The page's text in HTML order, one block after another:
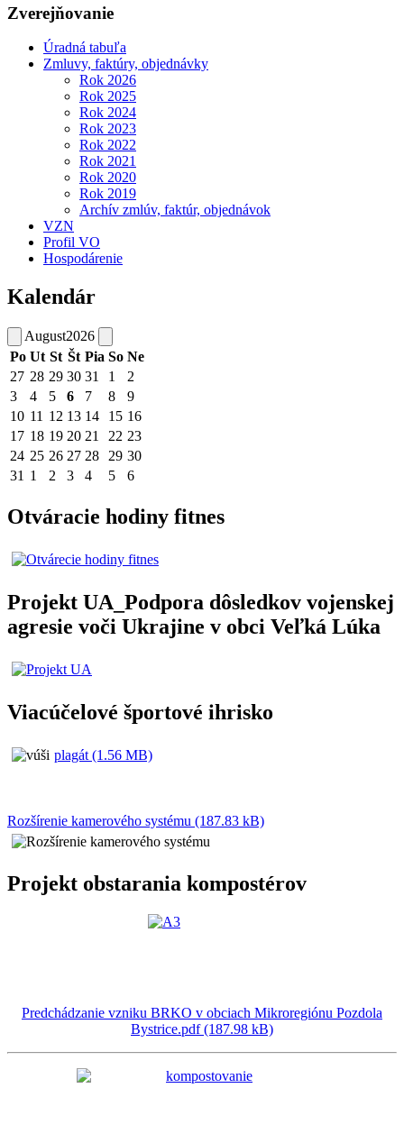
Zverejňovanie
Úradná tabuľa
Zmluvy, faktúry, objednávky
Rok 2026
Rok 2025
Rok 2024
Rok 2023
Rok 2022
Rok 2021
Rok 2020
Rok 2019
Archív zmlúv, faktúr, objednávok
VZN
Profil VO
Hospodárenie
Kalendár
August2026
Po Ut St Št Pia So Ne
27 28 29 30 31 1
2
3
4 5 6 7 8
9
10 11 12 13 14 15 16
17 18 19 20 21 22 23
24 25 26 27 28 29 30
31 1 2 3 4 5 6
Otváracie hodiny fitnes
Projekt UA_Podpora dôsledkov vojenskej
agresie voči Ukrajine v obci Veľká Lúka
Viacúčelové športové ihrisko
plagát (1.56 MB)
Rozšírenie kamerového systému (187.83 kB)
Projekt obstarania kompostérov
Predchádzanie vzniku BRKO v obciach Mikroregiónu Pozdola
Bystrice.pdf (187.98 kB)